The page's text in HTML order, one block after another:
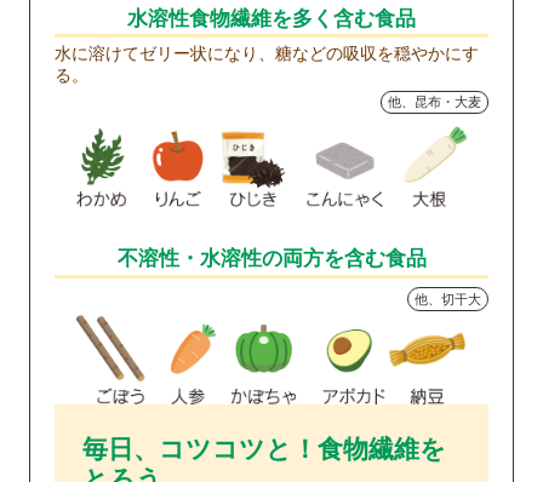
水溶性食物繊維を多く含む食品
水に溶けてゼリー状になり、糖などの吸収を穏やかにす
る。
他、昆布・大麦
不溶性・水溶性の両方を含む食品
他、切干大
毎日、コツコツと！食物繊維を